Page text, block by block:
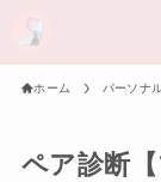
ホーム パーソナ
ペア診断